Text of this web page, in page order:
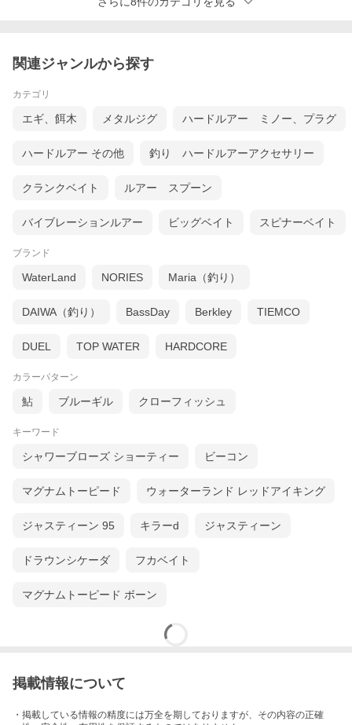
関連ジャンルから探す
カテゴリ
エギ、餌木 メタルジグ ハードルアー ミノー、プラグ
ハードルアー その他 釣り ハードルアーアクセサリー
クランクベイト ルアー スプーン
バイブレーションルアー ビッグベイト スピナーベイト
ブランド
WaterLand NORIES Maria（釣り）
DAIWA（釣り） BassDay Berkley TIEMCO
DUEL TOP WATER HARDCORE
カラーパターン
鮎 ブルーギル クローフィッシュ
キーワード
シャワーブローズ ショーティー ビーコン
マグナムトーピード ウォーターランド レッドアイキング
ジャスティーン 95 キラーd ジャスティーン
ドラウンシケーダ フカベイト
マグナムトーピード ボーン
掲載情報について
・掲載している情報の精度には万全を期しておりますが、その内容の正確